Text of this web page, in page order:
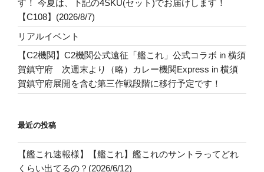
す！ 今夏は、下記の4SKU(セット)でお届けします！
【C108】(2026/8/7)
リアルイベント
【C2機関】C2機関公式遠征「艦これ」公式コラボ in 横須
賀鎮守府 次週末より（略）カレー機関Express in 横須
賀鎮守府展開を含む第三作戦段階に移行予定です！
最近の投稿
【艦これ速報様】【艦これ】艦これのサントラってどれ
くらい出てるの？(2026/6/12)